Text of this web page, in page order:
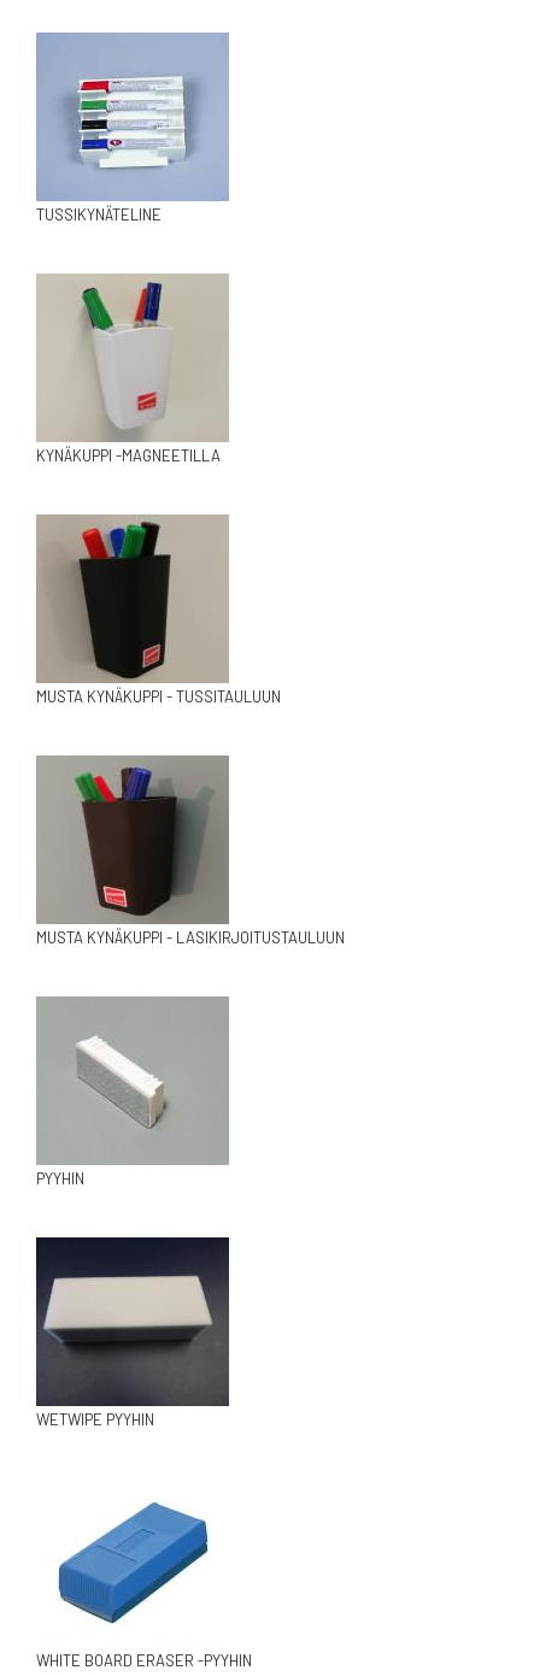
TUSSIKYNÄTELINE
KYNÄKUPPI -MAGNEETILLA
MUSTA KYNÄKUPPI - TUSSITAULUUN
MUSTA KYNÄKUPPI - LASIKIRJOITUSTAULUUN
PYYHIN
WETWIPE PYYHIN
WHITE BOARD ERASER -PYYHIN